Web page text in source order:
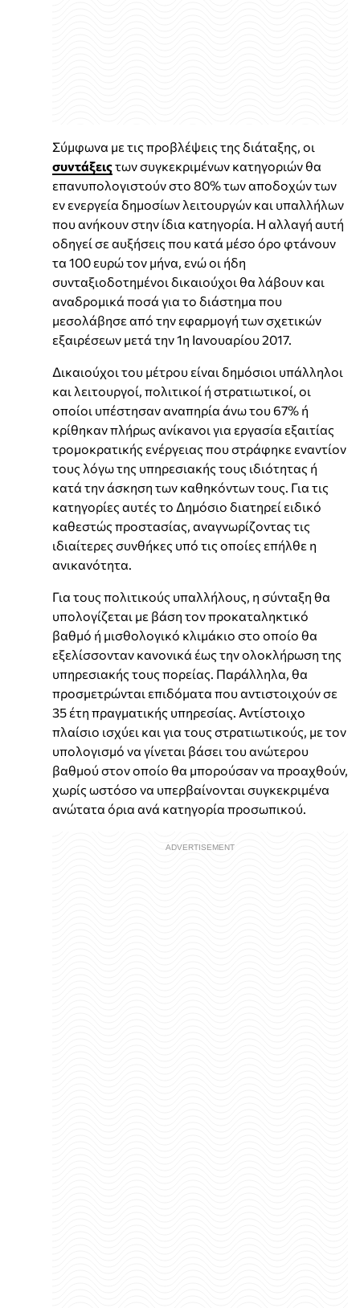
Σύμφωνα με τις προβλέψεις της διάταξης, οι
συντάξειςτων συγκεκριμένων κατηγοριών θα
επανυπολογιστούν στο 80% των αποδοχών των
εν ενεργεία δημοσίων λειτουργών και υπαλλήλων
που ανήκουν στην ίδια κατηγορία. Η αλλαγή αυτή
οδηγεί σε αυξήσεις που κατά μέσο όρο φτάνουν
τα 100 ευρώ τον μήνα, ενώ οι ήδη
συνταξιοδοτημένοι δικαιούχοι θα λάβουν και
αναδρομικά ποσά για το διάστημα που
μεσολάβησε από την εφαρμογή των σχετικών
εξαιρέσεων μετά την 1η Ιανουαρίου 2017.
Δικαιούχοι του μέτρου είναι δημόσιοι υπάλληλοι
και λειτουργοί, πολιτικοί ή στρατιωτικοί, οι
οποίοι υπέστησαν αναπηρία άνω του 67% ή
κρίθηκαν πλήρως ανίκανοι για εργασία εξαιτίας
τρομοκρατικής ενέργειας που στράφηκε εναντίον
τους λόγω της υπηρεσιακής τους ιδιότητας ή
κατά την άσκηση των καθηκόντων τους. Για τις
κατηγορίες αυτές το Δημόσιο διατηρεί ειδικό
καθεστώς προστασίας, αναγνωρίζοντας τις
ιδιαίτερες συνθήκες υπό τις οποίες επήλθε η
ανικανότητα.
Για τους πολιτικούς υπαλλήλους, η σύνταξη θα
υπολογίζεται με βάση τον προκαταληκτικό
βαθμό ή μισθολογικό κλιμάκιο στο οποίο θα
εξελίσσονταν κανονικά έως την ολοκλήρωση της
υπηρεσιακής τους πορείας. Παράλληλα, θα
προσμετρώνται επιδόματα που αντιστοιχούν σε
35 έτη πραγματικής υπηρεσίας. Αντίστοιχο
πλαίσιο ισχύει και για τους στρατιωτικούς, με τον
υπολογισμό να γίνεται βάσει του ανώτερου
βαθμού στον οποίο θα μπορούσαν να προαχθούν,
χωρίς ωστόσο να υπερβαίνονται συγκεκριμένα
ανώτατα όρια ανά κατηγορία προσωπικού.